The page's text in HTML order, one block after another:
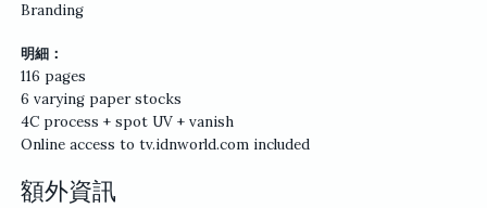
Branding
明細：
116 pages
6 varying paper stocks
4C process + spot UV + vanish
Online access to tv.idnworld.com included
額外資訊